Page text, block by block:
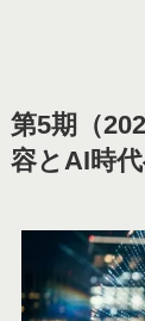
第5期（
容とAI時